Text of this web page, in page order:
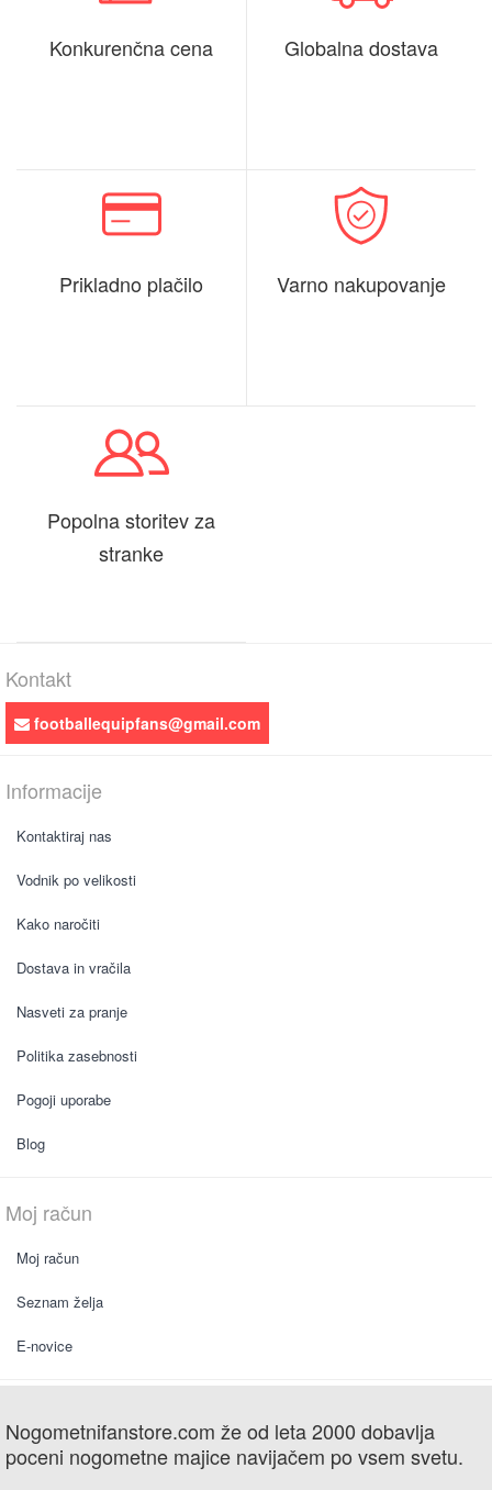
Konkurenčna cena Globalna dostava
Prikladno plačilo Varno nakupovanje
Popolna storitev za
stranke
Kontakt
footballequipfans@gmail.com
Informacije
Kontaktiraj nas
Vodnik po velikosti
Kako naročiti
Dostava in vračila
Nasveti za pranje
Politika zasebnosti
Pogoji uporabe
Blog
Moj račun
Moj račun
Seznam želja
E-novice
Nogometnifanstore.com že od leta 2000 dobavlja
poceni nogometne majice navijačem po vsem svetu.